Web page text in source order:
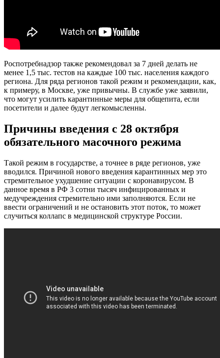
Роспотребнадзор также рекомендовал за 7 дней делать не
менее 1,5 тыс. тестов на каждые 100 тыс. населения каждого
региона. Для ряда регионов такой режим и рекомендации, как,
к примеру, в Москве, уже привычны. В службе уже заявили,
что могут усилить карантинные меры для общепита, если
посетители и далее будут легкомысленны.
Причины введения с 28 октября
обязательного масочного режима
Такой режим в государстве, а точнее в ряде регионов, уже
вводился. Причиной нового введения карантинных мер это
стремительное ухудшение ситуации с коронавирусом. В
данное время в РФ 3 сотни тысяч инфицированных и
медучреждения стремительно ими заполняются. Если не
ввести ограничений и не остановить этот поток, то может
случиться коллапс в медицинской структуре России.